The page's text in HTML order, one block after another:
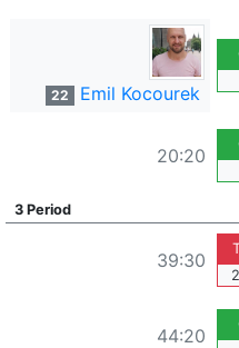
22 Emil Kocourek
20:20
3 Period
39:30
44:20